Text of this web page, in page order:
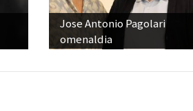
Jose Antonio Pagolari
omenaldia